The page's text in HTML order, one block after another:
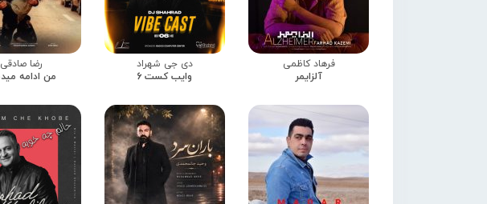
فرهاد کاظمی
آلزایمر
دی جی شهراد
وایب کست 6
رضا صادقی
من ادامه